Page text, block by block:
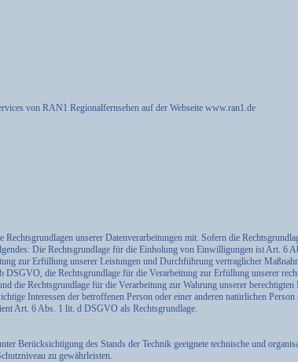
von RAN1 Regionalfernsehen auf der Webseite www.ran1.de
unserer Datenverarbeitungen mit. Sofern die
Die Rechtsgrundlage für die Einholung von Einwilligungen ist Art. 6
zur Erfüllung unserer Leistungen und Durchführung vertraglicher
die Rechtsgrundlage für die Verarbeitung zur Erfüllung unserer
die Rechtsgrundlage für die Verarbeitung zur Wahrung unserer berechtigten
Interessen der betroffenen Person oder einer anderen natürlichen Person
Art. 6 Abs. 1 lit. d DSGVO als Rechtsgrundlage.
Berücksichtigung des Stands der Technik geeignete technische und
zu gewährleisten.